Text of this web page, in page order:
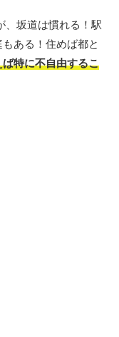
、坂道は慣れる！駅
ある！住めば都と
特に不自由するこ